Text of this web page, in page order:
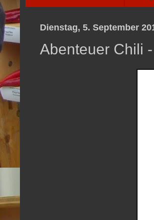
Dienstag, 5. September
Abenteuer Chili